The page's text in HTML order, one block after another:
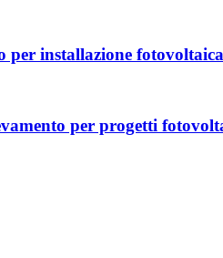
per installazione fotovoltaica
per progetti